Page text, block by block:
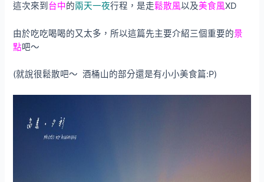
這次來到 台中的兩天一夜行程，是走鬆散風以及美食風XD
由於吃吃喝喝的又太多，所以這篇先主要介紹三個重要的景
點吧～
(就說很鬆散吧～ 酒桶山的部分還是有小小美食篇:P)